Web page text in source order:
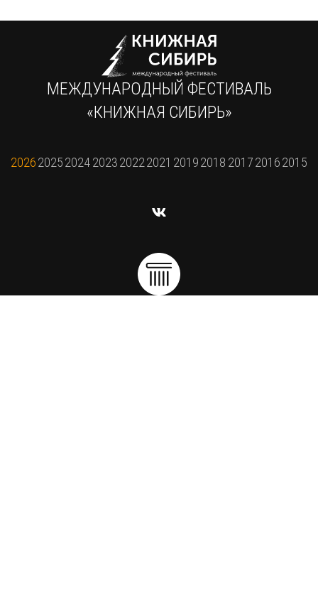
МЕЖДУНАРОДНЫЙ ФЕСТИВАЛЬ
«КНИЖНАЯ СИБИРЬ»
202620252024202320222021 20192018 201720162015